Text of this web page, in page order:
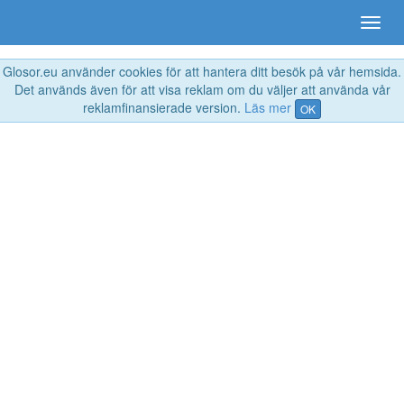
Glosor.eu använder cookies för att hantera ditt besök på vår hemsida.
Det används även för att visa reklam om du väljer att använda vår
reklamfinansierade version. Läs mer OK